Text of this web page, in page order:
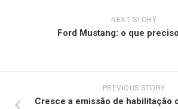
NEXT STORY
Ford Mustang: o que
PREVIOUS STORY
Cresce a emissão de habilitação